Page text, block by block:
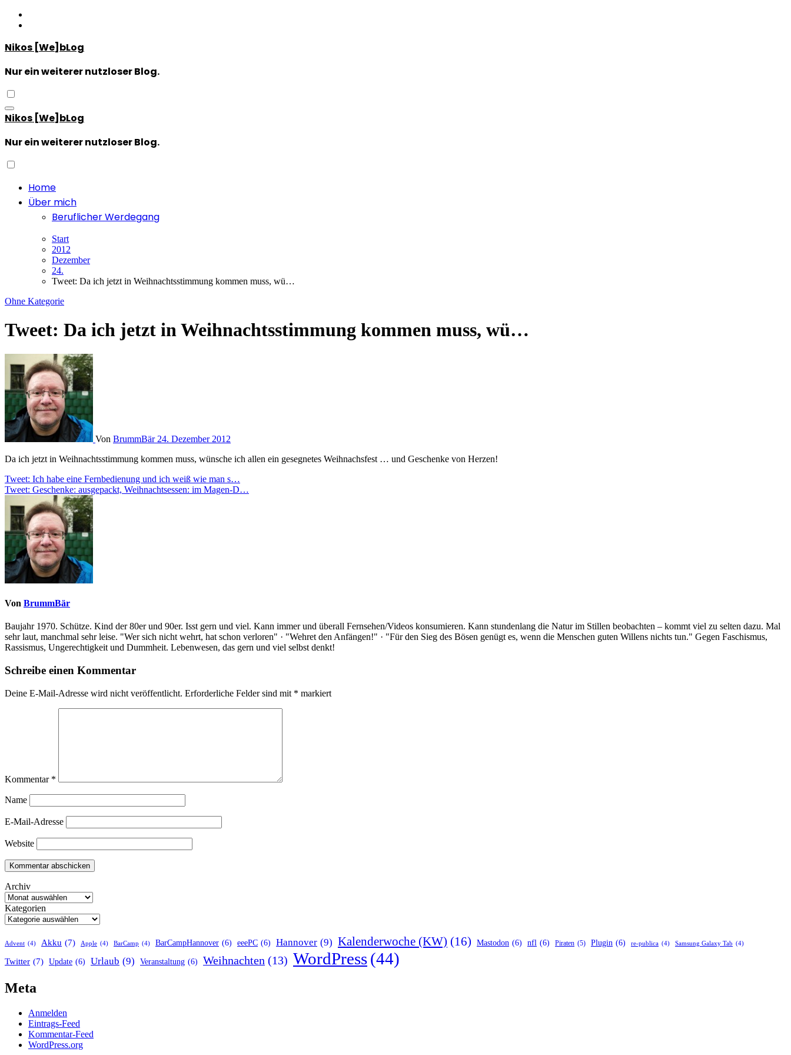
Zum
Inhalt
Nikos [We]bLog
Nur ein weiterer nutzloser Blog.
Nikos [We]bLog
Nur ein weiterer nutzloser Blog.
Home
Über mich
Beruflicher Werdegang
Start
2012
Dezember
24.
Tweet: Da ich jetzt in Weihnachtsstimmung kommen muss, wü…
Ohne Kategorie
Tweet: Da ich jetzt in Weihnachtsstimmung kommen muss, wü…
Von BrummBär 24. Dezember 2012
Da ich jetzt in Weihnachtsstimmung kommen muss, wünsche ich allen ein gesegnetes Weihnachsfest … und Geschenke von Herzen!
Beitragsnavigation
Tweet: Ich habe eine Fernbedienung und ich weiß wie man s…
Tweet: Geschenke: ausgepackt, Weihnachtsessen: im Magen-D…
Von BrummBär
Baujahr 1970. Schütze. Kind der 80er und 90er. Isst gern und viel. Kann immer und überall Fernsehen/Videos konsumieren. Kann stundenlang die Natur im Stillen beobachten – kommt viel zu selten dazu. Mal
sehr laut, manchmal sehr leise. "Wer sich nicht wehrt, hat schon verloren" · "Wehret den Anfängen!" · "Für den Sieg des Bösen genügt es, wenn die Menschen guten Willens nichts tun." Gegen Faschismus,
Rassismus, Ungerechtigkeit und Dummheit. Lebenwesen, das gern und viel selbst denkt!
Schreibe einen Kommentar
Deine E-Mail-Adresse wird nicht veröffentlicht. Erforderliche Felder sind mit * markiert
Kommentar *
Name
E-Mail-Adresse
Website
Archiv
Kategorien
Advent (4) Akku (7) Apple (4) BarCamp (4) BarCampHannover (6) eeePC (6) Hannover (9) Kalenderwoche (KW) (16) Mastodon (6) nfl (6) Piraten (5) Plugin (6) re-publica (4) Samsung Galaxy Tab (4)
Twitter (7) Update (6) Urlaub (9) Veranstaltung (6) Weihnachten (13) WordPress(44)
Meta
Anmelden
Eintrags-Feed
Kommentar-Feed
WordPress.org